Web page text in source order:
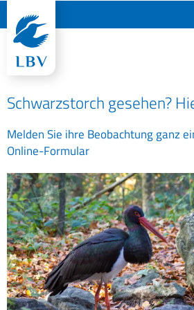
Schwarzstorch gesehen?
Melden Sie ihre Beobachtung ganz
Online-Formular